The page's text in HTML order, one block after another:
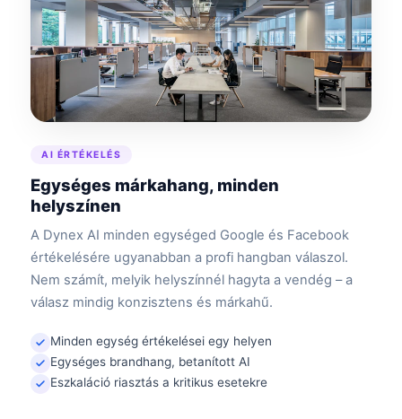
AI ÉRTÉKELÉS
Egységes márkahang, minden
helyszínen
A Dynex AI minden egységed Google és Facebook
értékelésére ugyanabban a profi hangban válaszol.
Nem számít, melyik helyszínnél hagyta a vendég – a
válasz mindig konzisztens és márkahű.
Minden egység értékelései egy helyen
Egységes brandhang, betanított AI
Eszkaláció riasztás a kritikus esetekre